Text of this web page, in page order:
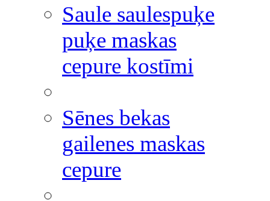
Saule saulespuķe
puķe maskas
cepure kostīmi
Sēnes bekas
gailenes maskas
cepure